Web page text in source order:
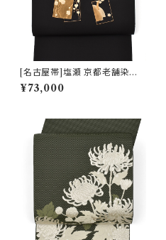
[名古屋帯]塩瀬 京都老舗染屋
謹製 伊と幸 金彩加工 九寸帯
正絹 日本製(商品番号:22478)
¥73,000